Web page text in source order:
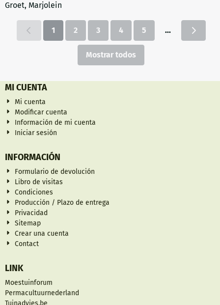
Groet, Marjolein
1 2 3 4 5 ...
Mostrar todos
MI CUENTA
Mi cuenta
Modificar cuenta
Información de mi cuenta
Iniciar sesión
INFORMACIÓN
Formulario de devolución
Libro de visitas
Condiciones
Producción / Plazo de entrega
Privacidad
Sitemap
Crear una cuenta
Contact
LINK
Moestuinforum
Permacultuurnederland
Tuinadvies.be